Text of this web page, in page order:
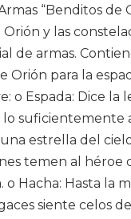
“Benditos de
y las
de armas.
Orión para la
o Espada: Dice la
lo suficientemente
estrella del
temen al héroe
o Hacha: Hasta la
siente celos